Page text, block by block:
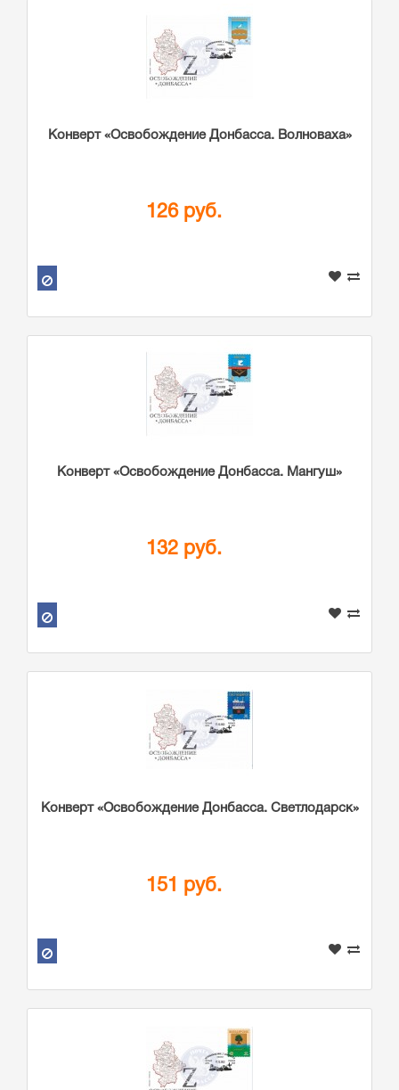
Конверт «Освобождение Донбасса. Волноваха»
126 руб.
Конверт «Освобождение Донбасса. Мангуш»
132 руб.
Конверт «Освобождение Донбасса. Светлодарск»
151 руб.